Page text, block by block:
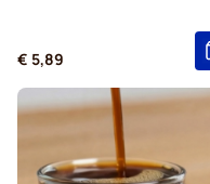
€ 5,89